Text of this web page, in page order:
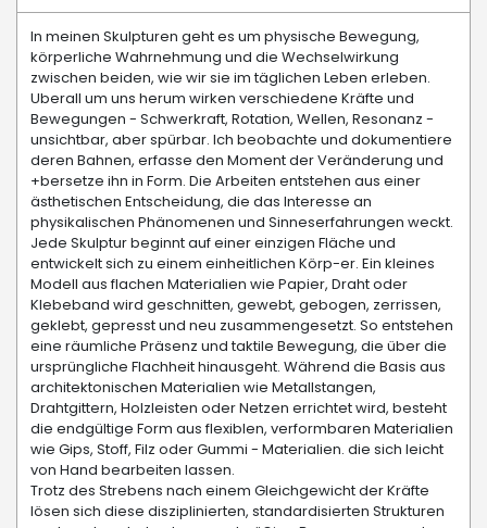
In meinen Skulpturen geht es um physische Bewegung,
körperliche Wahrnehmung und die Wechselwirkung
zwischen beiden, wie wir sie im täglichen Leben erleben.
Uberall um uns herum wirken verschiedene Kräfte und
Bewegungen - Schwerkraft, Rotation, Wellen, Resonanz -
unsichtbar, aber spürbar. Ich beobachte und dokumentiere
deren Bahnen, erfasse den Moment der Veränderung und
+bersetze ihn in Form. Die Arbeiten entstehen aus einer
ästhetischen Entscheidung, die das Interesse an
physikalischen Phänomenen und Sinneserfahrungen weckt.
Jede Skulptur beginnt auf einer einzigen Fläche und
entwickelt sich zu einem einheitlichen Körp-er. Ein kleines
Modell aus flachen Materialien wie Papier, Draht oder
Klebeband wird geschnitten, gewebt, gebogen, zerrissen,
geklebt, gepresst und neu zusammengesetzt. So entstehen
eine räumliche Präsenz und taktile Bewegung, die über die
ursprüngliche Flachheit hinausgeht. Während die Basis aus
architektonischen Materialien wie Metallstangen,
Drahtgittern, Holzleisten oder Netzen errichtet wird, besteht
die endgültige Form aus flexiblen, verformbaren Materialien
wie Gips, Stoff, Filz oder Gummi - Materialien. die sich leicht
von Hand bearbeiten lassen.
Trotz des Strebens nach einem Gleichgewicht der Kräfte
lösen sich diese disziplinierten, standardisierten Strukturen